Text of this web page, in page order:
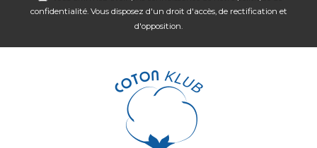
confidentialité. Vous disposez d'un droit d'accès, de rectification et
d'opposition.